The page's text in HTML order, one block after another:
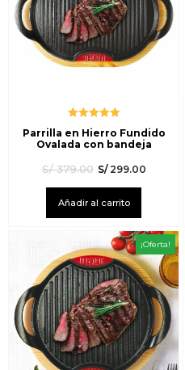
Parrilla en Hierro Fundido
Ovalada con bandeja
S/379.00 S/299.00
Añadir al carrito
Valorado
con5.00 de
5
¡Oferta!